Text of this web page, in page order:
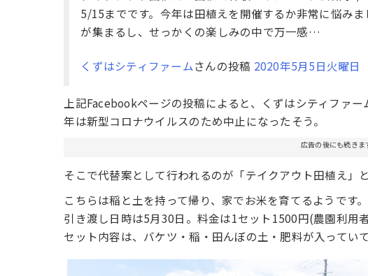
5/15までです。今年は田植えを開催するか非常に悩み
が集まるし、せっかくの楽しみの中で万一感…
くずはシティファームさんの投稿 2020年5月5日火曜日
上記Facebookページの投稿によると、くずはシティファ
年は新型コロナウイルスのため中止になったそう。
広告の後にも続きま
そこで代替案として行われるのが「テイクアウト田植え」
こちらは稲と土を持って帰り、家でお米を育てるようです。
引き渡し日時は5月30日。料金は1セット1500円(農園利用
セット内容は、バケツ・稲・田んぼの土・肥料が入ってい